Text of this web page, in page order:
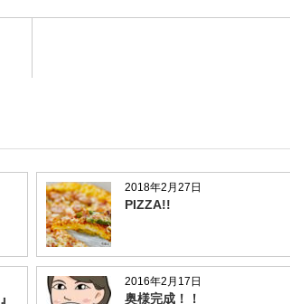
2018年2月27日
PIZZA!!
2016年2月17日
奥様完成！！